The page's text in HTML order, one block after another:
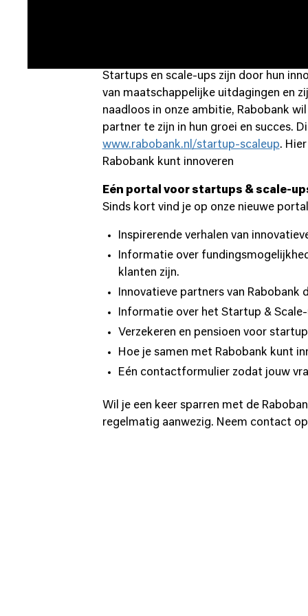
nieuwe klanten belangrijk. Rabobank
bijvoorbeeld fundingsmogelijkheden
Startups en scale-ups zijn door hun
van maatschappelijke uitdagingen en
naadloos in onze ambitie, Rabobank
partner te zijn in hun groei en succes.
www.rabobank.nl/startup-scaleup.
Rabobank kunt innoveren
Eén portal voor startups & scale-
Sinds kort vind je op onze nieuwe portal
Inspirerende verhalen van
Informatie over
klanten zijn.
Innovatieve partners van
Informatie over het Startup &
Verzekeren en pensioen voor
Hoe je samen met Rabobank kunt
Eén contactformulier zodat jouw
Wil je een keer sparren met de
regelmatig aanwezig. Neem contact